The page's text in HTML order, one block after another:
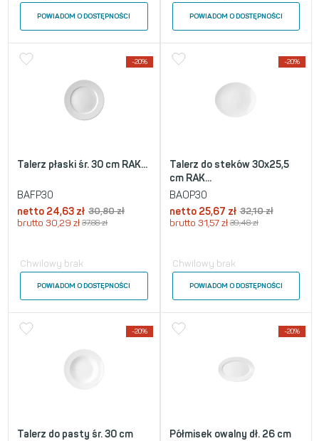
POWIADOM O DOSTĘPNOŚCI POWIADOM O DOSTĘPNOŚCI
-20%
Talerz płaski śr. 30 cm RAK...
BAFP30
netto 24,63 zł 30,80zł
brutto 30,29 zł 37,88zł
Chwilowy brak
POWIADOM O DOSTĘPNOŚCI
-20%
Talerz do steków 30x25,5
cm RAK...
BAOP30
netto 25,67 zł 32,10zł
brutto 31,57 zł 39,48zł
Chwilowy brak
POWIADOM O DOSTĘPNOŚCI
-20%
Talerz do pasty śr. 30 cm
-20%
Półmisek owalny dł. 26 cm